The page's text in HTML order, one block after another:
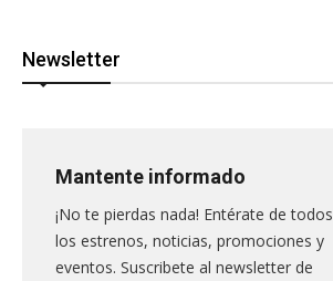
Newsletter
Mantente informado
¡No te pierdas nada! Entérate de todos
los estrenos, noticias, promociones y
eventos. Suscribete al newsletter de